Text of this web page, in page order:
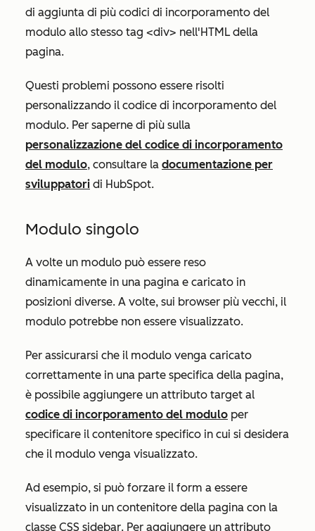
di aggiunta di più codici di incorporamento del
modulo allo stesso tag <div> nell'HTML della
pagina.
Questi problemi possono essere risolti
personalizzando il codice di incorporamento del
modulo. Per saperne di più sulla
personalizzazione del codice di incorporamento
del modulo, consultare la documentazione per
sviluppatori di HubSpot.
Modulo singolo
A volte un modulo può essere reso
dinamicamente in una pagina e caricato in
posizioni diverse. A volte, sui browser più vecchi, il
modulo potrebbe non essere visualizzato.
Per assicurarsi che il modulo venga caricato
correttamente in una parte specifica della pagina,
è possibile aggiungere un attributo target al
codice di incorporamento del modulo per
specificare il contenitore specifico in cui si desidera
che il modulo venga visualizzato.
Ad esempio, si può forzare il form a essere
visualizzato in un contenitore della pagina con la
classe CSS sidebar. Per aggiungere un attributo